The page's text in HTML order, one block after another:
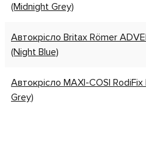
(Midnight Grey)
Автокрісло Britax Römer
(Night Blue)
Автокрісло MAXI-COSI
Grey)